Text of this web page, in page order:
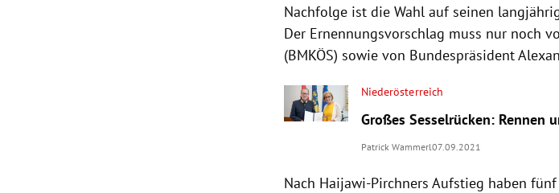
Nachfolge ist die Wahl auf seinen
Der Ernennungsvorschlag muss nur noch
(BMKÖS) sowie von Bundespräsident
Niederösterreich
Großes Sesselrücken: Rennen
Patrick Wammerl07.09.2021
Nach Haijawi-Pirchners Aufstieg haben